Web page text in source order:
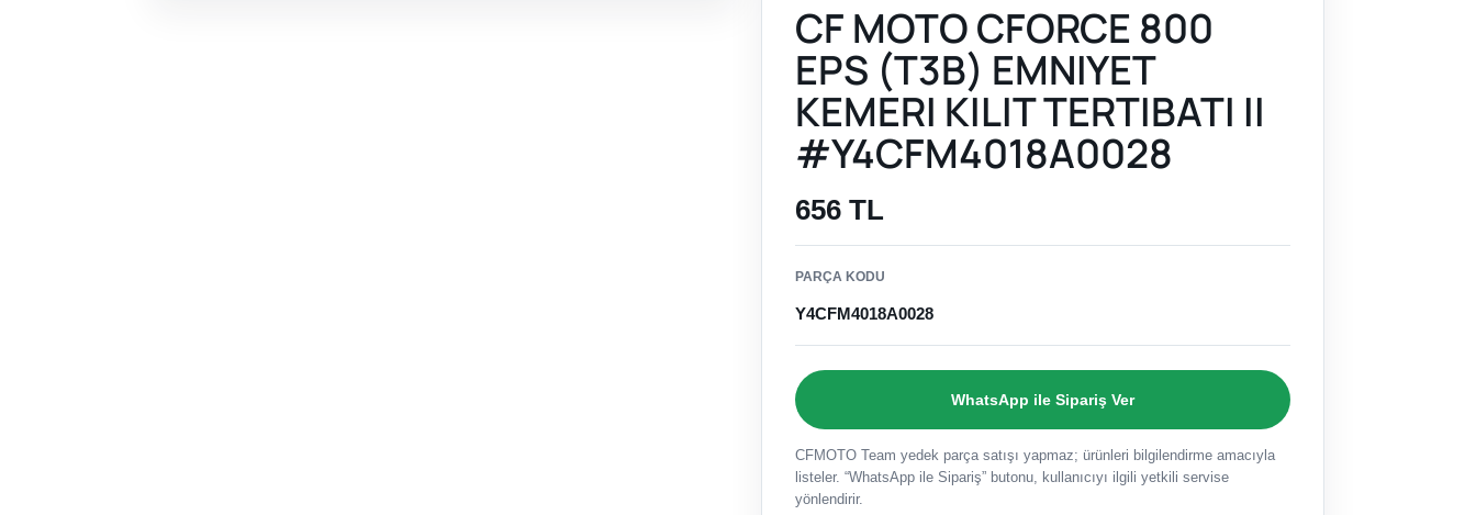
CF MOTO CFORCE 800
EPS (T3B) EMNIYET
KEMERI KILIT TERTIBATI II
#Y4CFM4018A0028
656 TL
PARÇA KODU
Y4CFM4018A0028
WhatsApp ile Sipariş Ver
CFMOTO Team yedek parça satışı yapmaz; ürünleri bilgilendirme amacıyla
listeler. “WhatsApp ile Sipariş” butonu, kullanıcıyı ilgili yetkili servise
yönlendirir.